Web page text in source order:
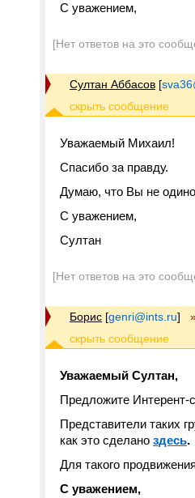
С уважением,
[Нет ответов на это
Султан Аббасов [
Уважаемый Михаил!
Спасибо за правду.
Думаю, что Вы не
С уважением,
Султан
[Нет ответов на это
Борис [genri@ints.ru]
Уважаемый Султан,
Предложите
Представители таких
как это сделано здесь.
Для такого
С уважением,